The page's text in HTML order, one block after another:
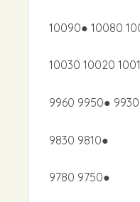
10090● 10080
10030 10020
9960 9950●
9830 9810●
9780 9750●